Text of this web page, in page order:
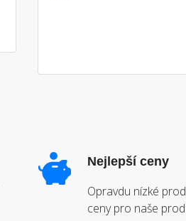
Nejlepší ceny
Opravdu nízké
ceny pro naše